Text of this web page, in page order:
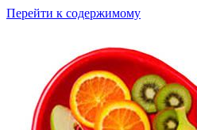
Перейти к содержимому